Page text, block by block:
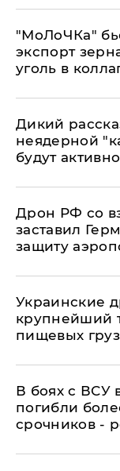
​"МоЛоЧКа"
экспорт
уголь в
Дикий
неядерной
будут
​Дрон РФ со
заставил
защиту
Украинские
крупнейший
пищевых
В боях с ВСУ
погибли
срочников -